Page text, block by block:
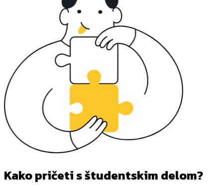
Kako pričeti s študentskim delom?